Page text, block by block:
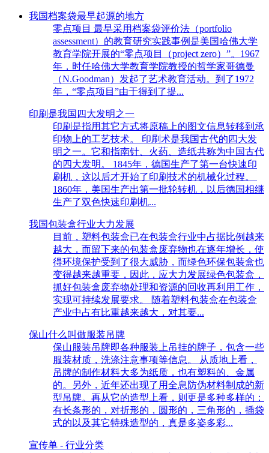
我国档案袋最早起源的地方
零点项目 最早采用档案袋评价法（portfolio
assessment）的教育研究实践事例是美国哈佛大学
教育学院开展的“零点项目（project zero）”。1967
年，时任哈佛大学教育学院教授的哲学家哥德曼
（N.Goodman）发起了艺术教育活动。到了1972
年，“零点项目”由于得到了提...
印刷是我国四大发明之一
印刷是指用其它方式将原稿上的图文信息转移到承
印物上的工艺技术。 印刷术是我国古代的四大发
明之一。它和指南针、火药、造纸共称为中国古代
的四大发明。 1845年，德国生产了第一台快速印
刷机，这以后才开始了印刷技术的机械化过程。
1860年，美国生产出第一批轮转机，以后德国相继
生产了双色快速印刷机...
我国包装盒行业大力发展
目前，塑料包装盒已在包装盒行业中占据比例越来
越大，而留下来的包装盒废弃物也在逐年增长，使
得环境保护受到了很大威胁，而绿色环保包装盒也
变得越来越重要，因此，应大力发展绿色包装盒，
抓好包装盒废弃物处理和资源的回收再利用工作，
实现可持续发展要求。 随着塑料包装盒在包装盒
产业中占有比重越来越大，对其要...
保山什么叫做服装吊牌
保山服装吊牌即各种服装上吊挂的牌子，包含一些
服装材质，洗涤注意事项等信息。 从质地上看，
吊牌的制作材料大多为纸质，也有塑料的、金属
的。另外，近年还出现了用全息防伪材料制成的新
型吊牌。再从它的造型上看，则更是多种多样的：
有长条形的，对折形的，圆形的，三角形的，插袋
式的以及其它特殊造型的，真是多姿多彩...
宣传单 - 行业分类